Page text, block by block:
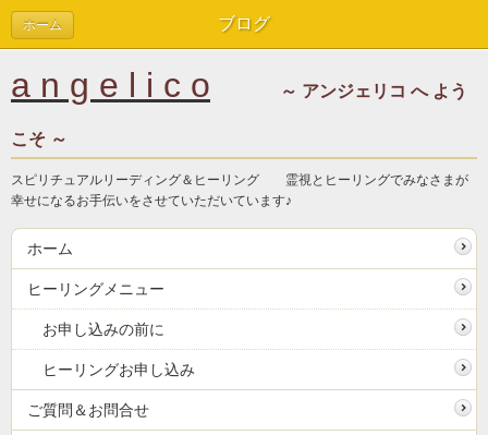
ブログ
ホーム
a n g e l i c o ～ アンジェリコ へ よう
こそ ～
スピリチュアルリーディング＆ヒーリング 霊視とヒーリングでみなさまが
幸せになるお手伝いをさせていただいています♪
ホーム
ヒーリングメニュー
お申し込みの前に
ヒーリングお申し込み
ご質問＆お問合せ